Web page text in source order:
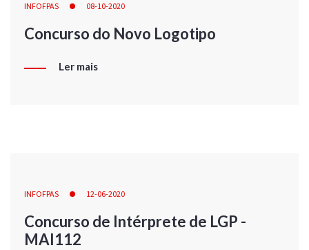
INFOFPAS 08-10-2020
Concurso do Novo Logotipo
Ler mais
INFOFPAS 12-06-2020
Concurso de Intérprete de LGP -
MAI112